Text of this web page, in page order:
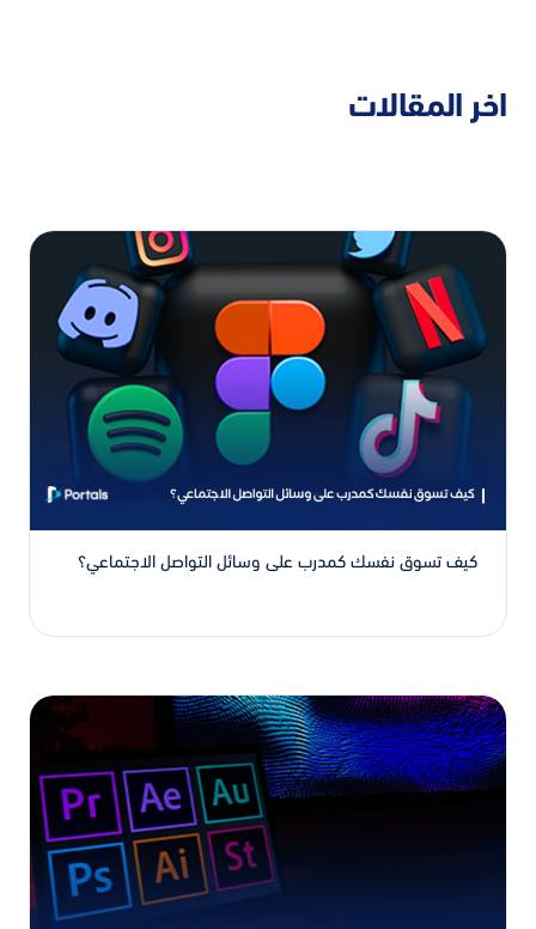
اخر المقالات
كيف تسوق نفسك كمدرب على وسائل التواصل الاجتماعي؟